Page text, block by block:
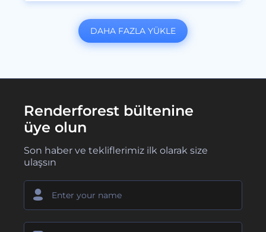
DAHA FAZLA YÜKLE
Renderforest bültenine
üye olun
Son haber ve tekliflerimiz ilk olarak size
ulaşsın